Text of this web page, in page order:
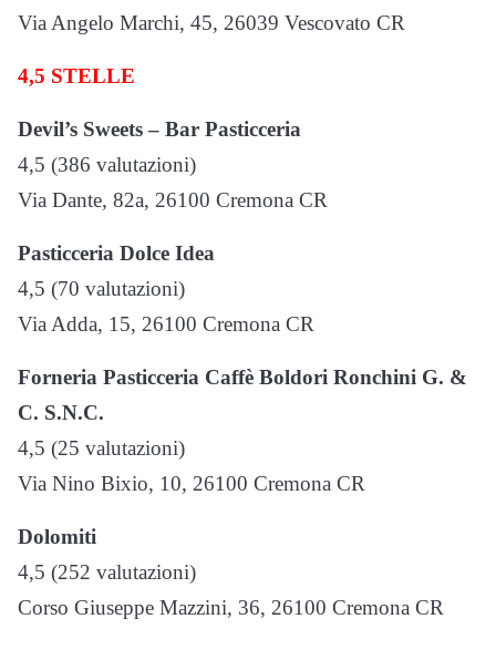
Via Angelo Marchi, 45, 26039 Vescovato CR
4,5 STELLE
Devil’s Sweets – Bar Pasticceria
4,5 (386 valutazioni)
Via Dante, 82a, 26100 Cremona CR
Pasticceria Dolce Idea
4,5 (70 valutazioni)
Via Adda, 15, 26100 Cremona CR
Forneria Pasticceria Caffè Boldori Ronchini G. &
C. S.N.C.
4,5 (25 valutazioni)
Via Nino Bixio, 10, 26100 Cremona CR
Dolomiti
4,5 (252 valutazioni)
Corso Giuseppe Mazzini, 36, 26100 Cremona CR